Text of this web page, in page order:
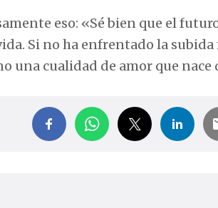
eso: «Sé bien que el
Si no ha enfrentado la
una cualidad de amor que nace